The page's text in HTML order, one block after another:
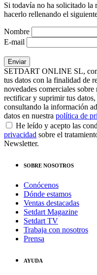
Si todavía no ha solicitado la
hacerlo rellenando el
Nombre
E-mail
SETDART ONLINE SL,
tus datos con la finalidad de
novedades comerciales sobre
rectificar y suprimir tus
consultando la información
datos en nuestra política de
He leído y acepto las
privacidad sobre el
Newsletter.
SOBRE NOSOTROS
Conócenos
Dónde estamos
Ventas destacadas
Setdart Magazine
Setdart TV
Trabaja con nosotros
Prensa
AYUDA